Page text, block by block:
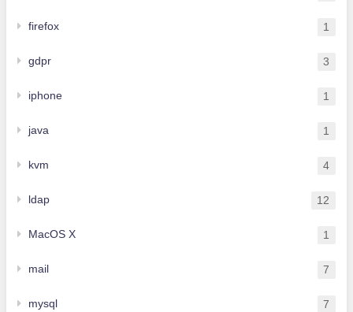
firefox 1
gdpr 3
iphone 1
java 1
kvm 4
ldap 12
MacOS X 1
mail 7
mysql 7